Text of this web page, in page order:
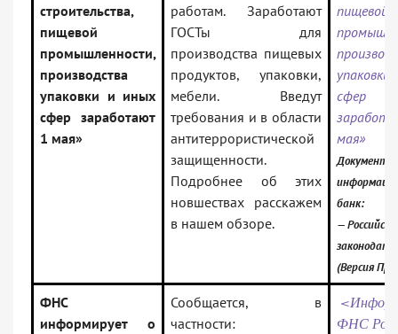
строительства,
пищевой
промышленности,
производства
упаковки и иных
сфер заработают
1 мая»
работам. Заработают
ГОСТы для
производства пищевых
продуктов, упаковки,
мебели. Введут
требования и в области
антитеррористической
защищенности.
Подробнее об этих
новшествах расскажем
в нашем обзоре.
пищевой
упаковки
сфер
мая»
Документ
банк:
—
(Версия
ФНС
информирует о
Сообщается, в
частности:
ФНС